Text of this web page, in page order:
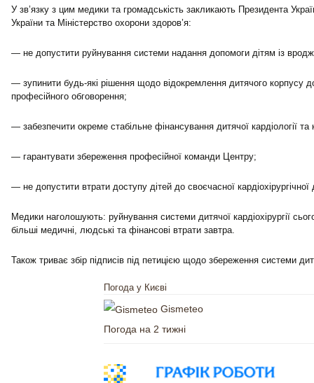
У зв’язку з цим медики та громадськість закликають Президента
України та Міністерство охорони здоров’я:
— не допустити руйнування системи надання допомоги дітям із
— зупинити будь-які рішення щодо відокремлення дитячого корпусу
професійного обговорення;
— забезпечити окреме стабільне фінансування дитячої кардіології та
— гарантувати збереження професійної команди Центру;
— не допустити втрати доступу дітей до своєчасної
Медики наголошують: руйнування системи дитячої кардіохірургії
більші медичні, людські та фінансові втрати завтра.
Також триває збір підписів під петицією щодо збереження системи
Погода у Києві
Gismeteo
Погода на 2 тижні